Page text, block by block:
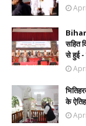
सहित
से हुई -
के